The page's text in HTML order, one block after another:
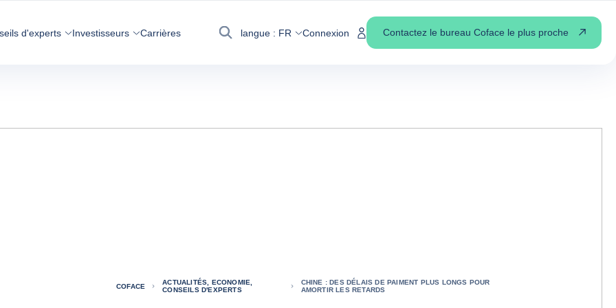
d'experts Investisseurs Carrières
Recherche
langue : FR Connexion Contactez le bureau Coface le plus proche
COFACE
ACTUALITÉS, ECONOMIE,
CONSEILS D'EXPERTS
CHINE : DES DÉLAIS DE PAIMENT PLUS LONGS POUR
AMORTIR LES RETARDS